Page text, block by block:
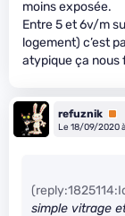
moins exposée.
Entre 5 et 6v/m
logement) c’est
atypique ça nous
refuznik
Le 18/09/2020
simple vitrage